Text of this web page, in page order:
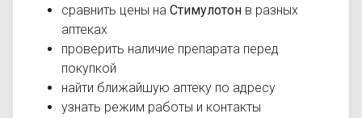
сравнить цены на Стимулотон в разных
аптеках
проверить наличие препарата перед
покупкой
найти ближайшую аптеку по адресу
узнать режим работы и контакты